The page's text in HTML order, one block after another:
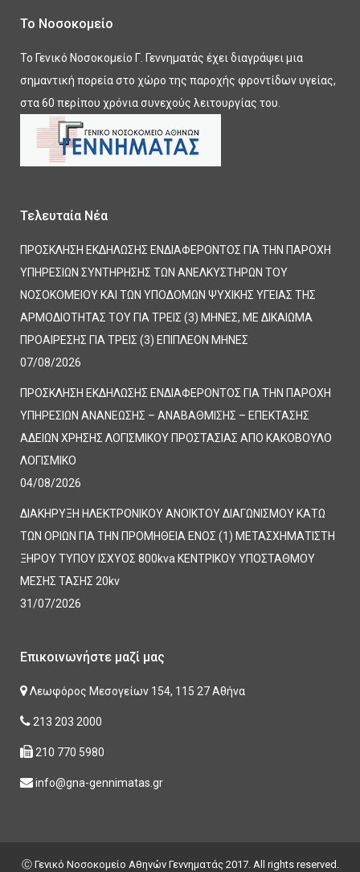
Το Νοσοκομείο
Το Γενικό Νοσοκομείο Γ. Γεννηματάς έχει διαγράψει μια
σημαντική πορεία στο χώρο της παροχής φροντίδων υγείας,
στα 60 περίπου χρόνια συνεχούς λειτουργίας του.
Τελευταία Νέα
ΠΡΟΣΚΛΗΣΗ ΕΚΔΗΛΩΣΗΣ ΕΝΔΙΑΦΕΡΟΝΤΟΣ ΓΙΑ ΤΗΝ ΠΑΡΟΧΗ
ΥΠΗΡΕΣΙΩΝ ΣΥΝΤΗΡΗΣΗΣ ΤΩΝ ΑΝΕΛΚΥΣΤΗΡΩΝ ΤΟΥ
ΝΟΣΟΚΟΜΕΙΟΥ ΚΑΙ ΤΩΝ ΥΠΟΔΟΜΩΝ ΨΥΧΙΚΗΣ ΥΓΕΙΑΣ ΤΗΣ
ΑΡΜΟΔΙΟΤΗΤΑΣ ΤΟΥ ΓΙΑ ΤΡΕΙΣ (3) ΜΗΝΕΣ, ΜΕ ΔΙΚΑΙΩΜΑ
ΠΡΟΑΙΡΕΣΗΣ ΓΙΑ ΤΡΕΙΣ (3) ΕΠΙΠΛΕΟΝ ΜΗΝΕΣ
07/08/2026
ΠΡΟΣΚΛΗΣΗ ΕΚΔΗΛΩΣΗΣ ΕΝΔΙΑΦΕΡΟΝΤΟΣ ΓΙΑ ΤΗΝ ΠΑΡΟΧΗ
ΥΠΗΡΕΣΙΩΝ ΑΝΑΝΕΩΣΗΣ – ΑΝΑΒΑΘΜΙΣΗΣ – ΕΠΕΚΤΑΣΗΣ
ΑΔΕΙΩΝ ΧΡΗΣΗΣ ΛΟΓΙΣΜΙΚΟΥ ΠΡΟΣΤΑΣΙΑΣ ΑΠΟ ΚΑΚΟΒΟΥΛΟ
ΛΟΓΙΣΜΙΚΟ
04/08/2026
ΔΙΑΚΗΡΥΞΗ ΗΛΕΚΤΡΟΝΙΚΟΥ ΑΝΟΙΚΤΟΥ ΔΙΑΓΩΝΙΣΜΟΥ ΚΑΤΩ
ΤΩΝ ΟΡΙΩΝ ΓΙΑ ΤΗΝ ΠΡΟΜΗΘΕΙΑ ΕΝΟΣ (1) ΜΕΤΑΣΧΗΜΑΤΙΣΤΗ
ΞΗΡΟΥ ΤΥΠΟΥ ΙΣΧΥΟΣ 800kva ΚΕΝΤΡΙΚΟΥ ΥΠΟΣΤΑΘΜΟΥ
ΜΕΣΗΣ ΤΑΣΗΣ 20kv
31/07/2026
Επικοινωνήστε μαζί μας
Λεωφόρος Μεσογείων 154, 115 27 Αθήνα
213 203 2000
210 770 5980
info@gna-gennimatas.gr
Ⓒ Γενικό Νοσοκομείο Αθηνών Γεννηματάς 2017. All rights reserved.